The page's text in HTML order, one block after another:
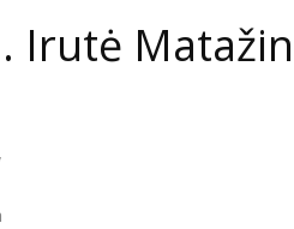
Irutė